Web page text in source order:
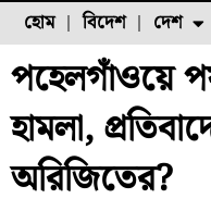
হোম বিদেশ দেশ
ফুল চাষ
পহেলগাঁওয়ে
হামলা,
অরিজিতের?